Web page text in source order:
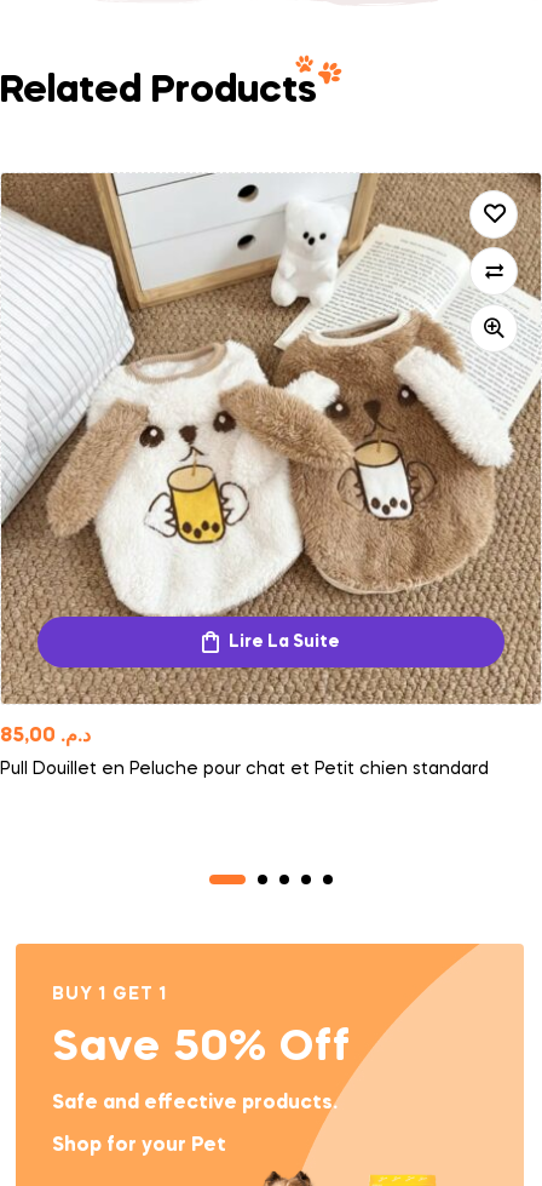
Related Products
Lire La Suite
د.م.
Pull Douillet en Peluche pour chat et Petit chien standard
BUY 1 GET 1
Save 50% Off
Safe and effective products.
Shop for your Pet